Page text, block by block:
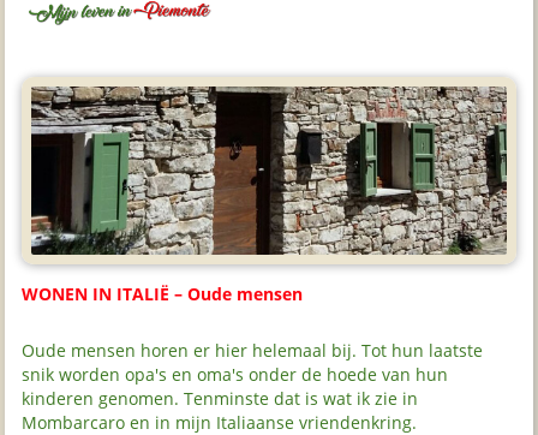
WONEN IN ITALIË – Oude mensen
Oude mensen horen er hier helemaal bij. Tot hun laatste
snik worden opa's en oma's onder de hoede van hun
kinderen genomen. Tenminste dat is wat ik zie in
Mombarcaro en in mijn Italiaanse vriendenkring.